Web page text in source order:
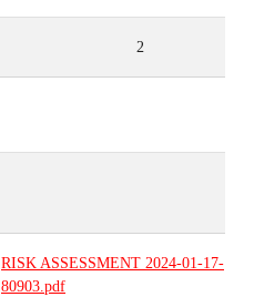
2
RISK ASSESSMENT 2024-01-17-
80903.pdf